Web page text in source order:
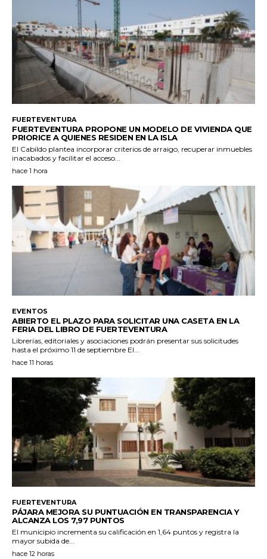
FUERTEVENTURA
FUERTEVENTURA PROPONE UN MODELO DE VIVIENDA QUE
PRIORICE A QUIENES RESIDEN EN LA ISLA
El Cabildo plantea incorporar criterios de arraigo, recuperar inmuebles
inacabados y facilitar el acceso...
hace 1 hora
EVENTOS
ABIERTO EL PLAZO PARA SOLICITAR UNA CASETA EN LA
FERIA DEL LIBRO DE FUERTEVENTURA
Librerías, editoriales y asociaciones podrán presentar sus solicitudes
hasta el próximo 11 de septiembre El...
hace 11 horas
FUERTEVENTURA
PÁJARA MEJORA SU PUNTUACIÓN EN TRANSPARENCIA Y
ALCANZA LOS 7,97 PUNTOS
El municipio incrementa su calificación en 1,64 puntos y registra la
mayor subida de...
hace 12 horas